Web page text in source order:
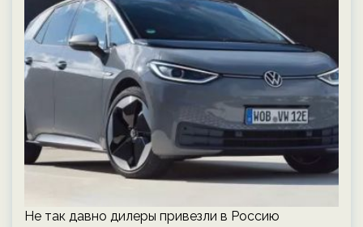
Не так давно дилеры привезли в Россию